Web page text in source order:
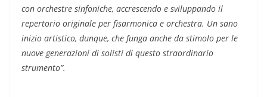
con orchestre sinfoniche, accrescendo e sviluppando il
repertorio originale per fisarmonica e orchestra. Un sano
inizio artistico, dunque, che funga anche da stimolo per le
nuove generazioni di solisti di questo straordinario
strumento”.